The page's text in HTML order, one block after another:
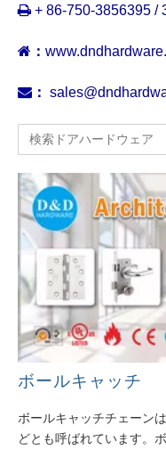
 + 86-750-3856395 /
 ：
 ：
ボールキャッチ
ボールキャッチチェーン
どとも呼ばれています。